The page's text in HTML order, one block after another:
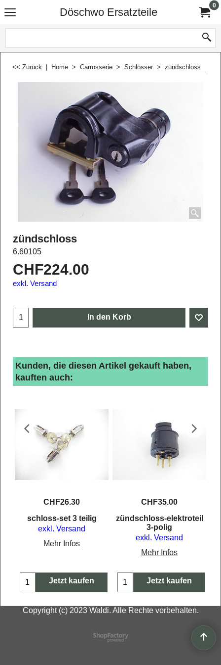
Döschwo Ersatzteile
0
<< Zurück Home > Carrosserie > Schlösser > zündschloss
zündschloss
6.60105
CHF224.00
exkl. Versand
In den Korb
Kunden, die diesen Artikel gekauft haben,
kauften auch:
CHF26.30
schloss-set 3 teilig
exkl. Versand
Mehr Infos
Jetzt kaufen
CHF35.00
zündschloss-elektroteil
3-polig
exkl. Versand
Mehr Infos
Jetzt kaufen
Copyright (c) 2023 Waldi. Alle Rechte vorbehalten.
WebShop erstellt mit
ShopFactory Shop